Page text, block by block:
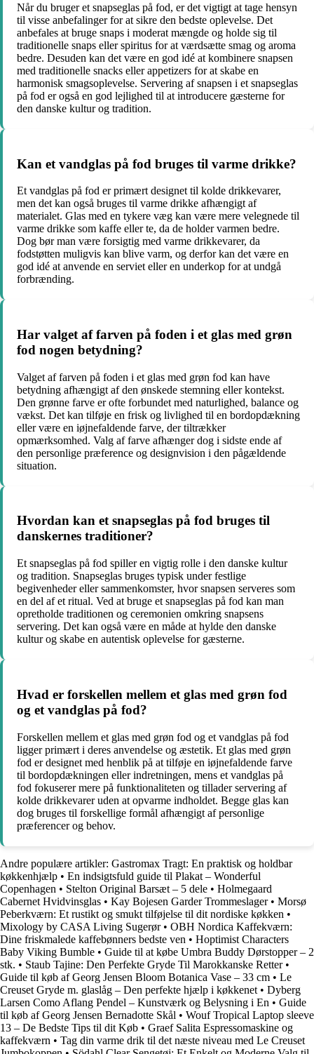
Når du bruger et snapseglas på fod, er det vigtigt at tage hensyn
til visse anbefalinger for at sikre den bedste oplevelse. Det
anbefales at bruge snaps i moderat mængde og holde sig til
traditionelle snaps eller spiritus for at værdsætte smag og aroma
bedre. Desuden kan det være en god idé at kombinere snapsen
med traditionelle snacks eller appetizers for at skabe en
harmonisk smagsoplevelse. Servering af snapsen i et snapseglas
på fod er også en god lejlighed til at introducere gæsterne for
den danske kultur og tradition.
Kan et vandglas på fod bruges til varme drikke?
Et vandglas på fod er primært designet til kolde drikkevarer,
men det kan også bruges til varme drikke afhængigt af
materialet. Glas med en tykere væg kan være mere velegnede til
varme drikke som kaffe eller te, da de holder varmen bedre.
Dog bør man være forsigtig med varme drikkevarer, da
fodstøtten muligvis kan blive varm, og derfor kan det være en
god idé at anvende en serviet eller en underkop for at undgå
forbrænding.
Har valget af farven på foden i et glas med grøn
fod nogen betydning?
Valget af farven på foden i et glas med grøn fod kan have
betydning afhængigt af den ønskede stemning eller kontekst.
Den grønne farve er ofte forbundet med naturlighed, balance og
vækst. Det kan tilføje en frisk og livlighed til en bordopdækning
eller være en iøjnefaldende farve, der tiltrækker
opmærksomhed. Valg af farve afhænger dog i sidste ende af
den personlige præference og designvision i den pågældende
situation.
Hvordan kan et snapseglas på fod bruges til
danskernes traditioner?
Et snapseglas på fod spiller en vigtig rolle i den danske kultur
og tradition. Snapseglas bruges typisk under festlige
begivenheder eller sammenkomster, hvor snapsen serveres som
en del af et ritual. Ved at bruge et snapseglas på fod kan man
opretholde traditionen og ceremonien omkring snapsens
servering. Det kan også være en måde at hylde den danske
kultur og skabe en autentisk oplevelse for gæsterne.
Hvad er forskellen mellem et glas med grøn fod
og et vandglas på fod?
Forskellen mellem et glas med grøn fod og et vandglas på fod
ligger primært i deres anvendelse og æstetik. Et glas med grøn
fod er designet med henblik på at tilføje en iøjnefaldende farve
til bordopdækningen eller indretningen, mens et vandglas på
fod fokuserer mere på funktionaliteten og tillader servering af
kolde drikkevarer uden at opvarme indholdet. Begge glas kan
dog bruges til forskellige formål afhængigt af personlige
præferencer og behov.
Andre populære artikler: Gastromax Tragt: En praktisk og holdbar
køkkenhjælp • En indsigtsfuld guide til Plakat – Wonderful
Copenhagen • Stelton Original Barsæt – 5 dele • Holmegaard
Cabernet Hvidvinsglas • Kay Bojesen Garder Trommeslager• Morsø
Peberkværn: Et rustikt og smukt tilføjelse til dit nordiske køkken •
Mixology by CASA Living Sugerør• OBH Nordica Kaffekværn:
Dine friskmalede kaffebønners bedste ven • Hoptimist Characters
Baby Viking Bumble • Guide til at købe Umbra Buddy Dørstopper – 2
stk. • Staub Tajine: Den Perfekte Gryde Til Marokkanske Retter•
Guide til køb af Georg Jensen Bloom Botanica Vase – 33 cm • Le
Creuset Gryde m. glaslåg – Den perfekte hjælp i køkkenet • Dyberg
Larsen Como Aflang Pendel – Kunstværk og Belysning i En • Guide
til køb af Georg Jensen Bernadotte Skål • Wouf Tropical Laptop sleeve
13 – De Bedste Tips til dit Køb • Graef Salita Espressomaskine og
kaffekværn • Tag din varme drik til det næste niveau med Le Creuset